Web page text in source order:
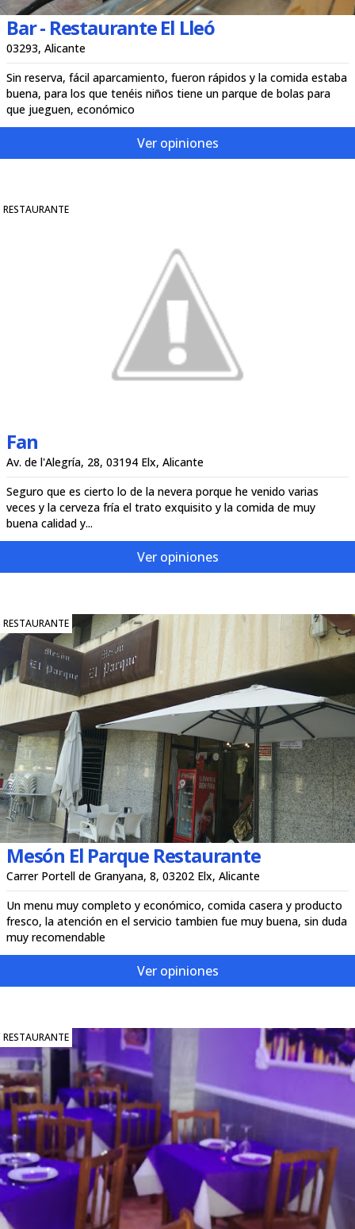
Bar - Restaurante El Lleó
03293, Alicante
Sin reserva, fácil aparcamiento, fueron rápidos y la comida estaba
buena, para los que tenéis niños tiene un parque de bolas para
que jueguen, económico
Ver opiniones
RESTAURANTE
Fan
Av. de l'Alegría, 28, 03194 Elx, Alicante
Seguro que es cierto lo de la nevera porque he venido varias
veces y la cerveza fría el trato exquisito y la comida de muy
buena calidad y...
Ver opiniones
RESTAURANTE
Mesón El Parque Restaurante
Carrer Portell de Granyana, 8, 03202 Elx, Alicante
Un menu muy completo y económico, comida casera y producto
fresco, la atención en el servicio tambien fue muy buena, sin duda
muy recomendable
Ver opiniones
RESTAURANTE